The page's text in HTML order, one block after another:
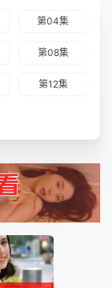
第04集
第08集
第12集